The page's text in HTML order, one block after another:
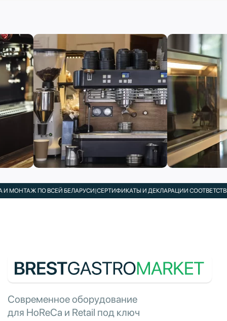
ПО ВСЕЙ БЕЛАРУСИ|СЕРТИФИКАТЫ И ДЕКЛАРАЦИИ СООТВЕТСТВИЯ
Современное оборудование
для HoReCa и Retail под ключ